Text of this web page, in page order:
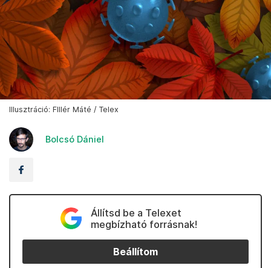
Illusztráció: FIllér Máté / Telex
Bolcsó Dániel
Állítsd be a Telexet
megbízható forrásnak!
Beállítom